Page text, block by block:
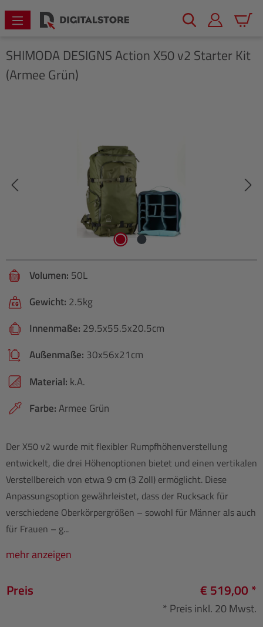
springen
SHIMODA DESIGNSAction X50 v2 Starter Kit
(Armee Grün)
Volumen: 50L
Gewicht: 2.5kg
Innenmaße: 29.5x55.5x20.5cm
Außenmaße: 30x56x21cm
Material: k.A.
Farbe:Armee Grün
Der X50 v2 wurde mit flexibler Rumpfhöhenverstellung
entwickelt, die drei Höhenoptionen bietet und einen vertikalen
Verstellbereich von etwa 9 cm (3 Zoll) ermöglicht. Diese
Anpassungsoption gewährleistet, dass der Rucksack für
verschiedene Oberkörpergrößen – sowohl für Männer als auch
für Frauen – g...
mehr anzeigen
Preis € 519,00 *
* Preis inkl. 20 Mwst.